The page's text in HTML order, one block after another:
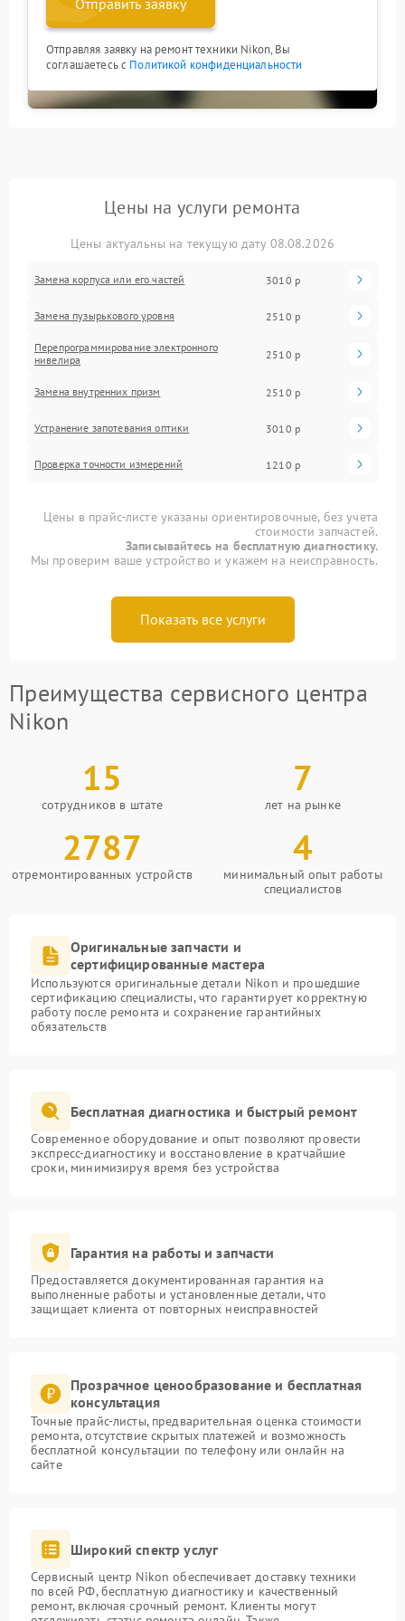
Отправить заявку
Отправляя заявку на ремонт техники Nikon, Вы
соглашаетесь с Политикой конфиденциальности
Цены на услуги ремонта
Цены актуальны на текущую дату 08.08.2026
Замена корпуса или его частей 3010 р
Замена пузырькового уровня 2510 р
Перепрограммирование электронного
нивелира
2510 р
Замена внутренних призм 2510 р
Устранение запотевания оптики 3010 р
Проверка точности измерений 1210 р
Цены в прайс-листе указаны ориентировочные, без учета
стоимости запчастей.
Записывайтесь на бесплатную диагностику.
Мы проверим ваше устройство и укажем на неисправность.
Показать все услуги
Преимущества сервисного центра
Nikon
15
сотрудников в штате
7
лет на рынке
2787
отремонтированных устройств
4
минимальный опыт работы
специалистов
Оригинальные запчасти и
сертифицированные мастера
Используются оригинальные детали Nikon и прошедшие
сертификацию специалисты, что гарантирует корректную
работу после ремонта и сохранение гарантийных
обязательств
Бесплатная диагностика и быстрый ремонт
Современное оборудование и опыт позволяют провести
экспресс-диагностику и восстановление в кратчайшие
сроки, минимизируя время без устройства
Гарантия на работы и запчасти
Предоставляется документированная гарантия на
выполненные работы и установленные детали, что
защищает клиента от повторных неисправностей
Прозрачное ценообразование и бесплатная
консультация
Точные прайс-листы, предварительная оценка стоимости
ремонта, отсутствие скрытых платежей и возможность
бесплатной консультации по телефону или онлайн на
сайте
Широкий спектр услуг
Сервисный центр Nikon обеспечивает доставку техники
по всей РФ, бесплатную диагностику и качественный
ремонт, включая срочный ремонт. Клиенты могут